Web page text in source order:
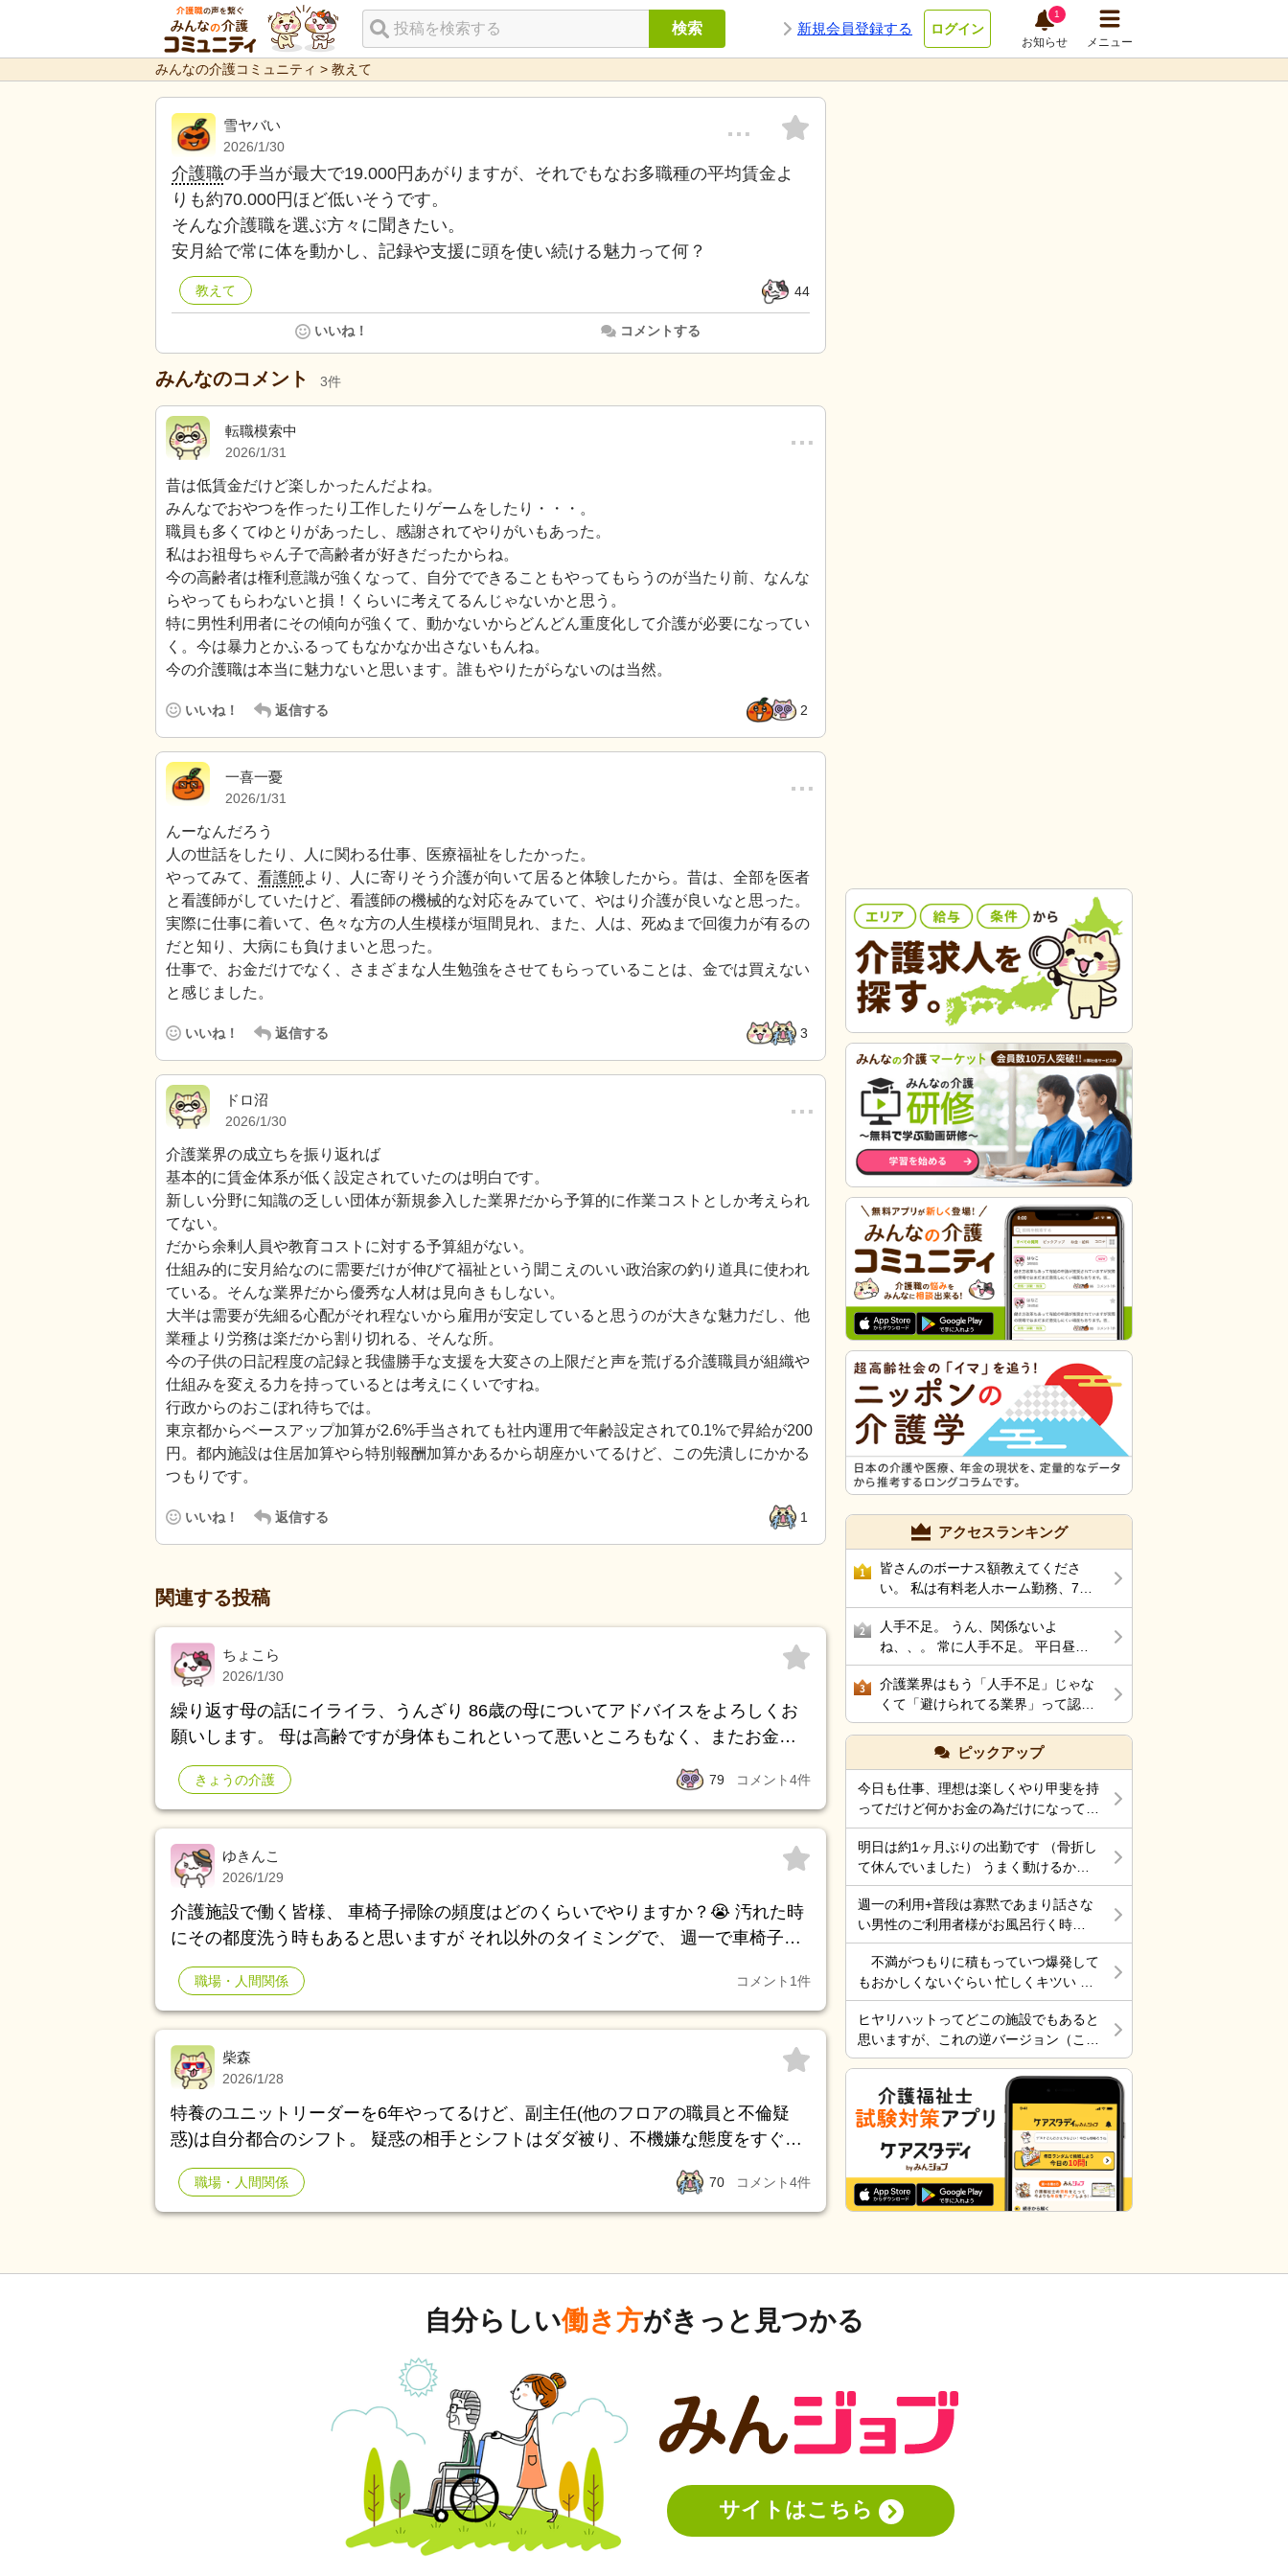
検索 新規会員登録する ログイン
1
お知らせ メニュー
みんなの介護コミュニティ > 教えて
雪ヤバい
2026/1/30
…
介護職の手当が最大で19.000円あがりますが、それでもなお多職種の平均賃金よ
りも約70.000円ほど低いそうです。
そんな介護職を選ぶ方々に聞きたい。
安月給で常に体を動かし、記録や支援に頭を使い続ける魅力って何？
教えて 44
いいね！ コメントする
みんなのコメント 3件
転職模索中
2026/1/31
…
昔は低賃金だけど楽しかったんだよね。
みんなでおやつを作ったり工作したりゲームをしたり・・・。
職員も多くてゆとりがあったし、感謝されてやりがいもあった。
私はお祖母ちゃん子で高齢者が好きだったからね。
今の高齢者は権利意識が強くなって、自分でできることもやってもらうのが当たり前、なんな
らやってもらわないと損！くらいに考えてるんじゃないかと思う。
特に男性利用者にその傾向が強くて、動かないからどんどん重度化して介護が必要になってい
く。今は暴力とかふるってもなかなか出さないもんね。
今の介護職は本当に魅力ないと思います。誰もやりたがらないのは当然。
いいね！ 返信する 2
一喜一憂
2026/1/31
…
んーなんだろう
人の世話をしたり、人に関わる仕事、医療福祉をしたかった。
やってみて、 看護師より、人に寄りそう介護が向いて居ると体験したから。昔は、全部を医者
と看護師がしていたけど、看護師の機械的な対応をみていて、やはり介護が良いなと思った。
実際に仕事に着いて、色々な方の人生模様が垣間見れ、また、人は、死ぬまで回復力が有るの
だと知り、大病にも負けまいと思った。
仕事で、お金だけでなく、さまざまな人生勉強をさせてもらっていることは、金では買えない
と感じました。
いいね！ 返信する 3
ドロ沼
2026/1/30
…
介護業界の成立ちを振り返れば
基本的に賃金体系が低く設定されていたのは明白です。
新しい分野に知識の乏しい団体が新規参入した業界だから予算的に作業コストとしか考えられ
てない。
だから余剰人員や教育コストに対する予算組がない。
仕組み的に安月給なのに需要だけが伸びて福祉という聞こえのいい政治家の釣り道具に使われ
ている。そんな業界だから優秀な人材は見向きもしない。
大半は需要が先細る心配がそれ程ないから雇用が安定していると思うのが大きな魅力だし、他
業種より労務は楽だから割り切れる、そんな所。
今の子供の日記程度の記録と我儘勝手な支援を大変さの上限だと声を荒げる介護職員が組織や
仕組みを変える力を持っているとは考えにくいですね。
行政からのおこぼれ待ちでは。
東京都からベースアップ加算が2.6%手当されても社内運用で年齢設定されて0.1%で昇給が200
円。都内施設は住居加算やら特別報酬加算かあるから胡座かいてるけど、この先潰しにかかる
つもりです。
いいね！ 返信する 1
関連する投稿
ちょこら
2026/1/30
繰り返す母の話にイライラ、うんざり 86歳の母についてアドバイスをよろしくお
願いします。 母は高齢ですが身体もこれといって悪いところもなく、またお金の
管理や家事なども難なく出来、私よりしっかりしてると思います。 しかしながら
2、3年ほど前からご近所さんなどのことを色々言うようになりました。 中でも隣
の奥さんについては一時期、酷く1日に何度もこちらが話を逸らしても戻してく
る、こちらが違う話をしてるのにまたその話をしてくる、を繰り返しイライラ、う
んざりでした。 ＊内容は「旦那が出て行ったので今まで優雅に専業主婦をしてた
のに60過ぎて働く羽目になった」など・・(実際は旦那さんも出て行ってないし奥
さんも専業主婦をされてると思います。 もちろん病院など行く母ではないので何
か改善策はないかをネットで調べたたところ 「否定せず聞いてあげる」「その話
になったら何気に席を外す」などありました。 そして「淋しさや不安が原因とな
りうることもある」とあったため色々と思い起こしたところ「淋しさ」があったの
かも・・と思い、母に軽くそういう話をしたところ、隣の奥さんのことを頻繁には
言わなくなりました。(でもたまに言います) しかしながら今週になりまた「隣の奥
さん、居ないみたい。働きに出てるんだろな。ずっと専業主婦でいて～」と言い出
間に、帰宅してからはも1時間ほど の間にトータル20分～30分あるかないか程度で
す。それが今週になって絶対お隣さんの話をしてくるので、明日からの休日が正
直、憂鬱でなりません。 「否定はしてはいけない」とあっても「うんうん」と聞
くと歯止めが聞かずどんどん憶測での話をしてくるのでは？と思うと怖くて・・
少し思ってるのが2週間ほど前、姉の事で母にキツいことを色々言ってしまったん
です。母は「ごめんね」と謝ってきて私の色々あるイライラ感をずっと聞いてく
れ、次の日も私に気をつかってる感じがあり傷付けてしまったなと自己嫌悪に陥り
ました 。 もしかしたら、私が母に言ったことで淋しさや不安感を抱かせてしまっ
きょうの介護 79 コメント4件
ゆきんこ
2026/1/29
介護施設で働く皆様、 車椅子掃除の頻度はどのくらいでやりますか？😭 汚れた時
にその都度洗う時もあると思いますが それ以外のタイミングで、 週一で車椅子掃
除とか 月一で車椅子掃除とかルールありますか？ うちの施設は車椅子掃除は おも
いっきり汚れない限りは 洗わなくて汚れが蓄積しています😭 二週間に一度、車椅
子掃除をする表ができても だんだん皆やらなくなってしまいました💦 他の施設も
そんな感じでしょうか？😭
職場・人間関係 コメント 1件
柴森
2026/1/28
特養のユニットリーダーを6年やってるけど、副主任(他のフロアの職員と不倫疑
惑)は自分都合のシフト。 疑惑の相手とシフトはダダ被り、不機嫌な態度をすぐに
出す、利用者家族と癒着あり、話したはずの内容を「聞いてない」と言う、自分の
周りにYESマンしか置かない、シフト変更を断るとあからさまな無視。 更に、上
の上司に報告はしたものの、注意・シフトを柴森が作ることになって終わり。 柴
一息つけると思ったら、副主任の上記の件がでて来て、ストレス過多→夜中途覚醒
て、適応障害の診断受ける。 職場の風紀最悪…。 こんな状態になってまで、働き
職場・人間関係 70 コメント4件
アクセスランキング
1
皆さんのボーナス額教えてくださ
い。 私は有料老人ホーム勤務、70
万です。
2
人手不足。 うん、関係ないよ
ね、、。 常に人手不足。 平日昼間
はある程度暇 おしゃべりばかり。
うん、辞めよう。
3
介護業界はもう「人手不足」じゃな
くて「避けられてる業界」って認め
た方がいいのではないか？
ピックアップ
今日も仕事、理想は楽しくやり甲斐を持
ってだけど何かお金の為だけになってま
す。 それでも働くところがあって、生
きていけているのでましなのでしょう
ね。 一番辛いのは、お金がなく職探し
している時だったので今日も頑張ろうと
思う。 それにしても古株は、好き勝手
だから楽しそうです。私も古株の時は、
そこ楽しくやっていました。 転職は後
悔はしていませんが、誰もが上手くいか
ないのは確かですね。 そんなつぶやき
です、では仕事行きます。
明日は約1ヶ月ぶりの出勤です （骨折し
て休んでいました） うまく動けるかな
ぁ～ 行くしかないから考えても無駄だ
けど不安！
週一の利用+普段は寡黙であまり話さな
い男性のご利用者様がお風呂行く時
に”いってらっしゃい！”と声をかけた
ら”一緒に行く？！？”と返してくれた。
そういう想像を上回るようなことがある
からこの仕事って楽しいんだよな。 ま
だ入って4ヶ月弱しか経ってないけど。
不満がつもりに積もっていつ爆発して
もおかしくないぐらい 忙しくキツい 皆
さん休めれてますか?
ヒヤリハットってどこの施設でもあると
思いますが、これの逆バージョン（こう
したらケアが上手くいった的な共有の書
式）ってないですよね。あったらいいケ
アを共有できると思いますがいかがでし
ょうか。 上手くいかないことや、事故
未遂記録ばかりって、すごくネガティブ
だと個人的に思います。また、介護の世
界って「できて当たり前」的な思考が強
いと思います。あと変に職人みたいな考
自分らしい働き方がきっと見つかる
サイトはこちら